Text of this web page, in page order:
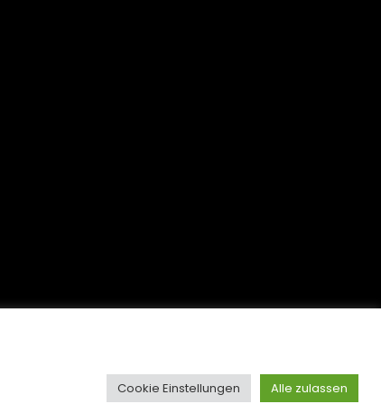
Cookie Einstellungen Alle zulassen